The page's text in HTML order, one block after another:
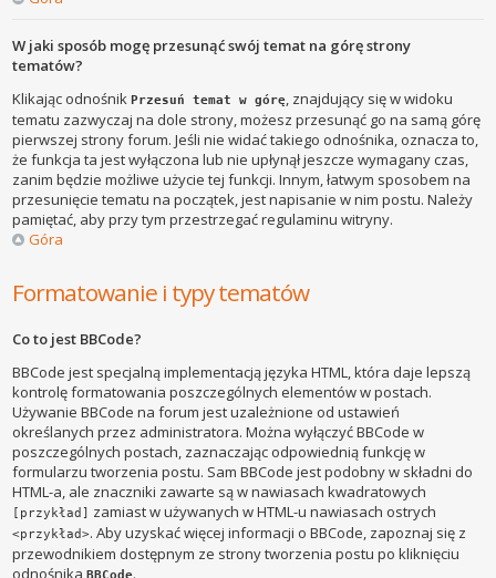
W jaki sposób mogę przesunąć swój temat na górę strony
tematów?
Klikając odnośnikPrzesuń temat w górę, znajdujący się w widoku
tematu zazwyczaj na dole strony, możesz przesunąć go na samą górę
pierwszej strony forum. Jeśli nie widać takiego odnośnika, oznacza to,
że funkcja ta jest wyłączona lub nie upłynął jeszcze wymagany czas,
zanim będzie możliwe użycie tej funkcji. Innym, łatwym sposobem na
przesunięcie tematu na początek, jest napisanie w nim postu. Należy
pamiętać, aby przy tym przestrzegać regulaminu witryny.
Góra
Formatowanie i typy tematów
Co to jest BBCode?
BBCode jest specjalną implementacją języka HTML, która daje lepszą
kontrolę formatowania poszczególnych elementów w postach.
Używanie BBCode na forum jest uzależnione od ustawień
określanych przez administratora. Można wyłączyć BBCode w
poszczególnych postach, zaznaczając odpowiednią funkcję w
formularzu tworzenia postu. Sam BBCode jest podobny w składni do
HTML-a, ale znaczniki zawarte są w nawiasach kwadratowych
[przykład] zamiast w używanych w HTML-u nawiasach ostrych
<przykład>. Aby uzyskać więcej informacji o BBCode, zapoznaj się z
przewodnikiem dostępnym ze strony tworzenia postu po kliknięciu
odnośnikaBBCode.